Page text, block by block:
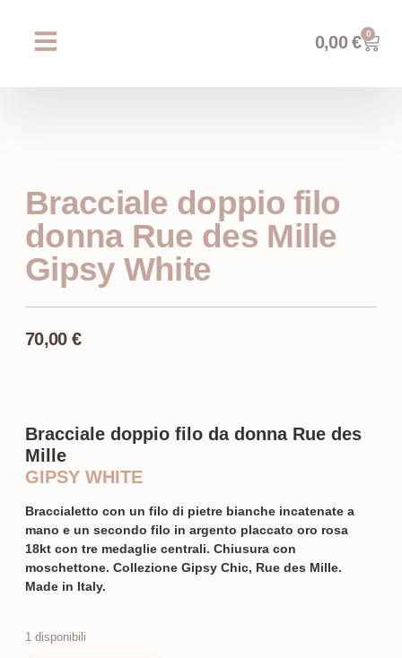
0,00€ 0
Bracciale doppio filo
donna Rue des Mille
Gipsy White
70,00 €
Bracciale doppio filo da donna Rue des
Mille
GIPSY WHITE
Braccialetto con un filo di pietre bianche incatenate a
mano e un secondo filo in argento placcato oro rosa
18kt con tre medaglie centrali. Chiusura con
moschettone. Collezione Gipsy Chic, Rue des Mille.
Made in Italy.
1 disponibili